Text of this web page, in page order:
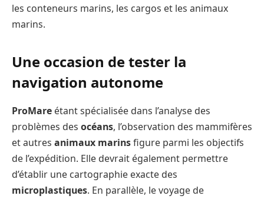
les conteneurs marins, les cargos et les animaux
marins.
Une occasion de tester la
navigation autonome
ProMare étant spécialisée dans l’analyse des
problèmes des océans, l’observation des mammifères
et autres animaux marinsfigure parmi les objectifs
de l’expédition. Elle devrait également permettre
d’établir une cartographie exacte des
microplastiques. En parallèle, le voyage de